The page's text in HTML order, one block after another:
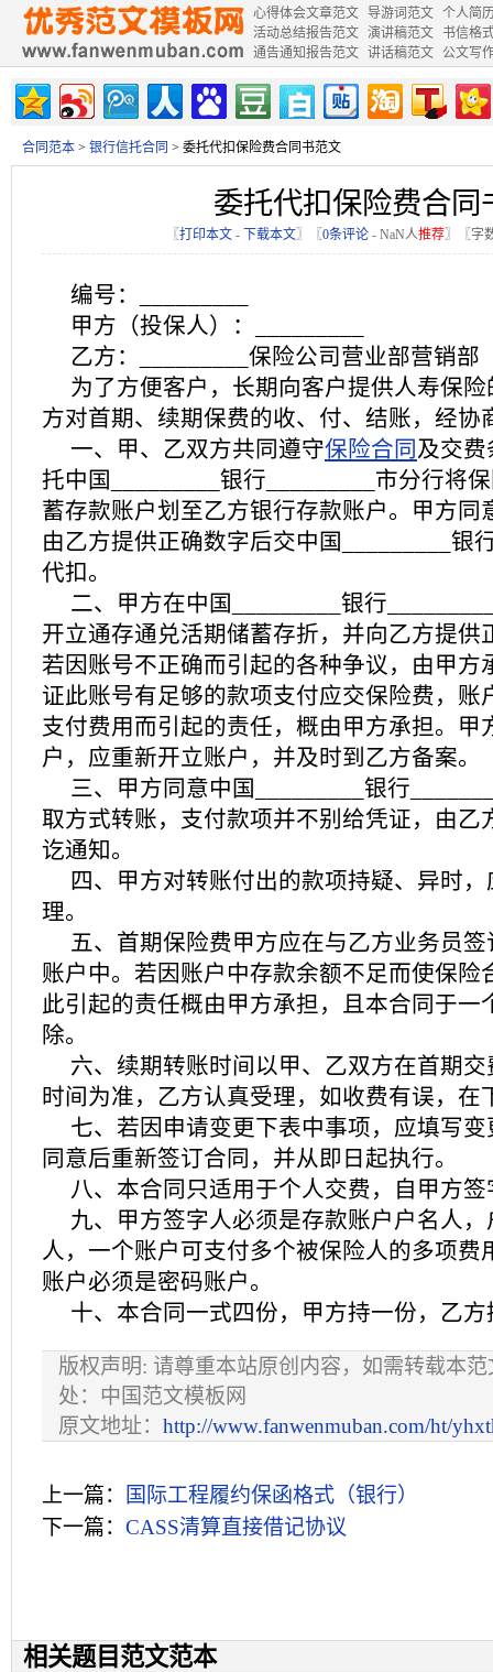
心得体会文章范文 导游词范文 个人简
活动总结报告范文 演讲稿范文 书信格
通告通知报告范文 讲话稿范文 公文写
合同范本 > 银行信托合同 > 委托代扣保险费合同书范文
委托代扣保险费合同
〖打印本文 - 下载本文〗〖0条评论 - NaN人推荐〗〖字
编号：_________
甲方（投保人）：_________
乙方：_________保险公司营业部营销部
为了方便客户，长期向客户提供人寿保
方对首期、续期保费的收、付、结账，经协
一、甲、乙双方共同遵守保险合同 及交
托中国_________银行_________市分行将
蓄存款账户划至乙方银行存款账户。甲方同
由乙方提供正确数字后交中国_________银
代扣。
二、甲方在中国_________银行
开立通存通兑活期储蓄存折，并向乙方提供
若因账号不正确而引起的各种争议，由甲方
证此账号有足够的款项支付应交保险费，账
支付费用而引起的责任，概由甲方承担。甲
户，应重新开立账户，并及时到乙方备案。
三、甲方同意中国_________银行
取方式转账，支付款项并不别给凭证，由乙
讫通知。
四、甲方对转账付出的款项持疑、异时
理。
五、首期保险费甲方应在与乙方业务员
账户中。若因账户中存款余额不足而使保险
此引起的责任概由甲方承担，且本合同于一
除。
六、续期转账时间以甲、乙双方在首期
时间为准，乙方认真受理，如收费有误，在
七、若因申请变更下表中事项，应填写变
同意后重新签订合同，并从即日起执行。
八、本合同只适用于个人交费，自甲方
九、甲方签字人必须是存款账户户名人
人，一个账户可支付多个被保险人的多项费
账户必须是密码账户。
十、本合同一式四份，甲方持一份，乙方
版权声明: 请尊重本站原创内容，如需转载本
处：中国范文模板网
原文地址： http://www.fanwenmuban.com/ht/
上一篇：
国际工程履约保函格式（银行）
下一篇： CASS清算直接借记协议
相关题目范文范本